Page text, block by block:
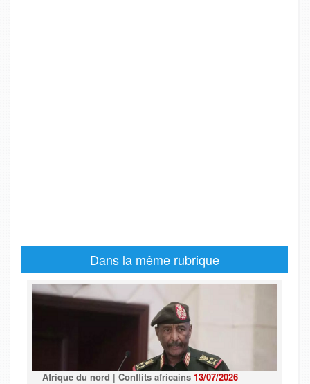
Dans la même rubrique
Afrique du nord | Conflits africains 13/07/2026